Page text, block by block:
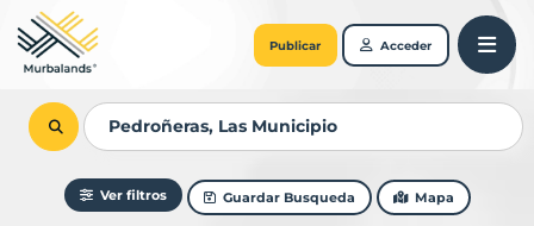
Publicar Acceder
Ver filtros Guardar Busqueda Mapa